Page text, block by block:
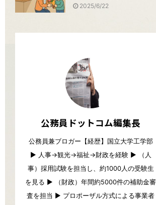
2025/6/22
公務員ドットコム編集長
公務員兼ブロガー【経歴】国立大学工学部
▶︎ 人事→観光→福祉→財政を経験 ▶︎ （人
事）採用試験を担当し、約1000人の受験生
を見る ▶︎ （財政）年間約5000件の補助金審
査を担当 ▶︎ プロポーザル方式による事業者